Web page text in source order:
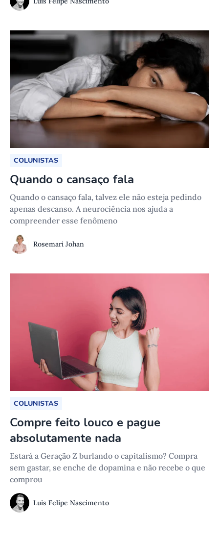
COLUNISTAS
Quando o cansaço fala
Quando o cansaço fala, talvez ele não esteja pedindo
apenas descanso. A neurociência nos ajuda a
compreender esse fenômeno
Rosemari Johan
COLUNISTAS
Compre feito louco e pague
absolutamente nada
Estará a Geração Z burlando o capitalismo? Compra
sem gastar, se enche de dopamina e não recebe o que
comprou
Luis Felipe Nascimento